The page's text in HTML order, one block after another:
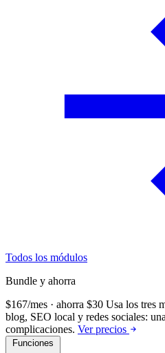
Todos los módulos
Bundle y ahorra
$167/mes · ahorra $30 Usa los tres
blog, SEO local y redes sociales:
complicaciones. Ver precios